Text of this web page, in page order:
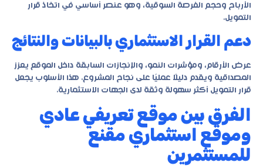
الأرباح وحجم الفرصة السوقية، وهو عنصر أساسي في اتخاذ قرار
التمويل.
دعم القرار الاستثماري بالبيانات والنتائج
عرض الأرقام، ومؤشرات النمو، والإنجازات السابقة داخل الموقع يعزز
المصداقية ويقدم دليلًا عمليًا على نجاح المشروع. هذا الأسلوب يجعل
قرار التمويل أكثر سهولة وثقة لدى الجهات الاستثمارية.
الفرق بين موقع تعريفي عادي
وموقع استثماري مقنع
للمستثمرين